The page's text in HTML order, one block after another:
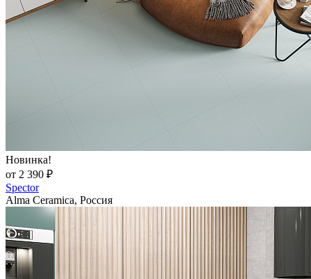
Новинка!
от 2 390 ₽
Spector
Alma Ceramica, Россия